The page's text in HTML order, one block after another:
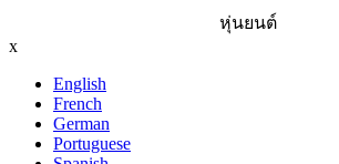
หุ่นยนต์
x
English
French
German
Portuguese